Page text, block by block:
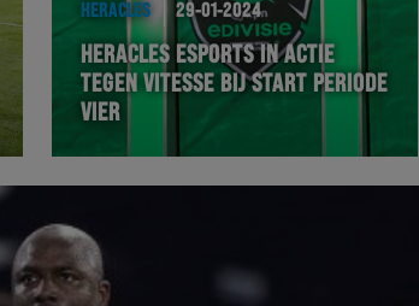
HERACLES 29-01-2024
HERACLES ESPORTS IN ACTIE
TEGEN VITESSE BIJ START PERIODE
VIER